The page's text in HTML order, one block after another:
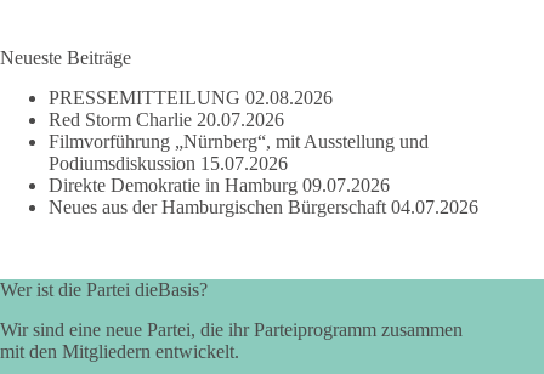
Neueste Beiträge
PRESSEMITTEILUNG 02.08.2026
Red Storm Charlie 20.07.2026
Filmvorführung „Nürnberg“, mit Ausstellung und
Podiumsdiskussion 15.07.2026
Direkte Demokratie in Hamburg 09.07.2026
Neues aus der Hamburgischen Bürgerschaft 04.07.2026
Wer ist die Partei dieBasis?
Wir sind eine neue Partei, die ihr Parteiprogramm zusammen
mit den Mitgliedern entwickelt.